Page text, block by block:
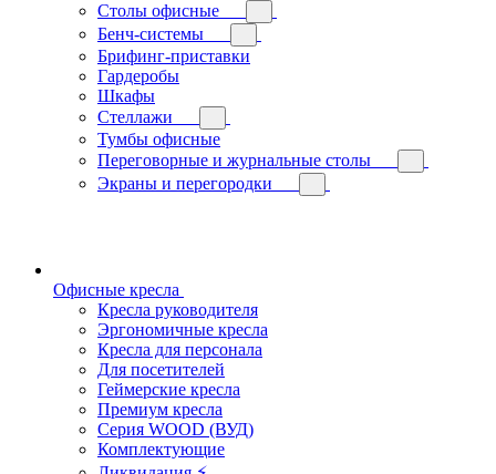
Cтолы офисные
Бенч-системы
Брифинг-приставки
Гардеробы
Шкафы
Стеллажи
Тумбы офисные
Переговорные и журнальные столы
Экраны и перегородки
Офисные кресла
Кресла руководителя
Эргономичные кресла
Кресла для персонала
Для посетителей
Геймерские кресла
Премиум кресла
Серия WOOD (ВУД)
Комплектующие